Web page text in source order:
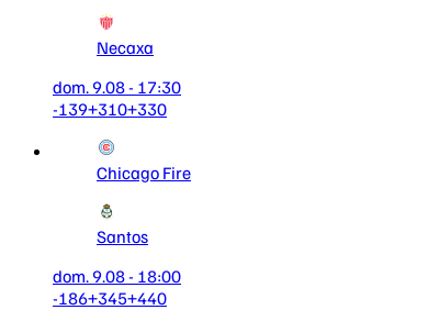
Necaxa
dom. 9.08 - 17:30
-139+310+330
Chicago Fire
Santos
dom. 9.08 - 18:00
-186+345+440